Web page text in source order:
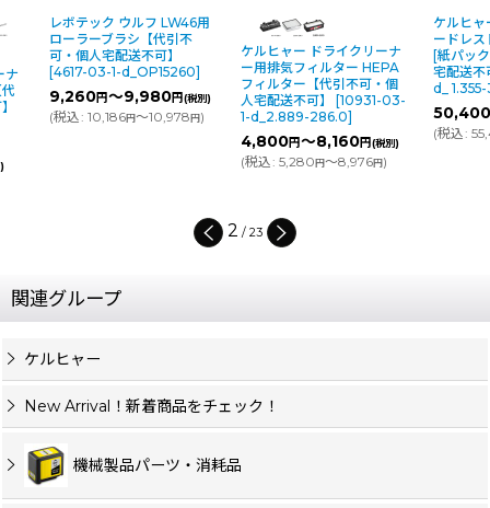
レボテック ウルフ LW46用
ローラーブラシ【代引不
可・個人宅配送不可】
[
4617-03-1-d_OP15260]
9,260円～9,980円(税別)
: 10,186円 ～10,978円)
ケルヒャー ドライクリーナ
ー用排気フィルター HEPA
フィルター【代引不可・個
人宅配送不可】 [10931-03-
1-d_2.889-286.0]
4,800円～8,160円(税別)
: 5,280円～8,976円)
ケルヒャー T
ードレスドラ
[紙パック]【
宅配送不可】 [
d_ 1.355-
50,400円(税
: 55,440
2 / 23
関連グループ
ケルヒャー
New Arrival！新着商品をチェック！
機械製品パーツ・消耗品